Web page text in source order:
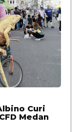
Curi
Medan